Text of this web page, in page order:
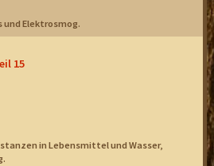
Elektrosmog.
15
in Lebensmittel und Wasser,